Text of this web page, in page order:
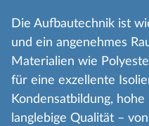
Die Aufbautechnik ist
und ein angenehmes
Materialien wie
für eine exzellente
Kondensatbildung,
langlebige Qualität –